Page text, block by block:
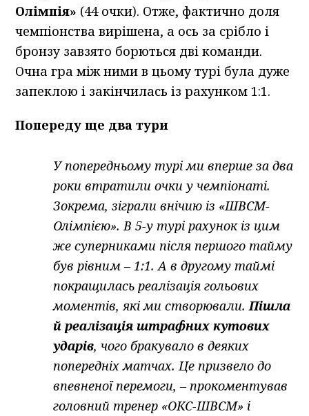
Олімпія» (44 очки). Отже, фактично доля
чемпіонства вирішена, а ось за срібло і
бронзу завзято борються дві команди.
Очна гра між ними в цьому турі була дуже
запеклою і закінчилась із рахунком 1:1.
Попереду ще два тури
У попередньому турі ми вперше за два
роки втратили очки у чемпіонаті.
Зокрема, зіграли внічию із «ШВСМ-
Олімпією». В 5-у турі рахунок із цим
же суперниками після першого тайму
був рівним – 1:1. А в другому таймі
покращилась реалізація гольових
моментів, які ми створювали.Пішла
й реалізація штрафних кутових
ударів, чого бракувало в деяких
попередніх матчах. Це призвело до
впевненої перемоги, – прокоментував
головний тренер «ОКС-ШВСМ» і